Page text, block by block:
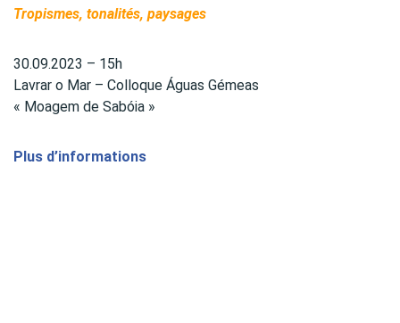
Tropismes, tonalités, paysages
30.09.2023 – 15h
Lavrar o Mar – Colloque Águas Gémeas
« Moagem de Sabóia »
Plus d’informations